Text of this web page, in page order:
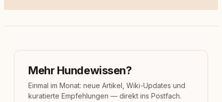
Mehr Hundewissen?
Einmal im Monat: neue Artikel, Wiki-Updates und
kuratierte Empfehlungen — direkt ins Postfach.